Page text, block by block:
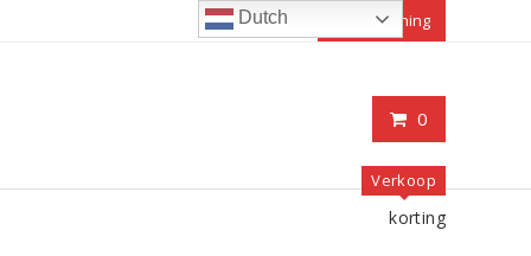
Mijn rekening
0
Verkoop
korting
Dutch